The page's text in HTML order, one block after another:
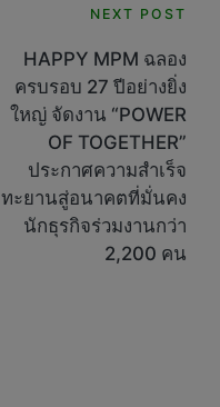
NEXT POST
HAPPY MPM ฉลอง
ครบรอบ 27 ปีอย่างยิ่ง
ใหญ่ จัดงาน “POWER
OF TOGETHER”
ประกาศความสำเร็จ
ทะยานสู่อนาคตที่มั่นคง
นักธุรกิจร่วมงานกว่า
2,200 คน